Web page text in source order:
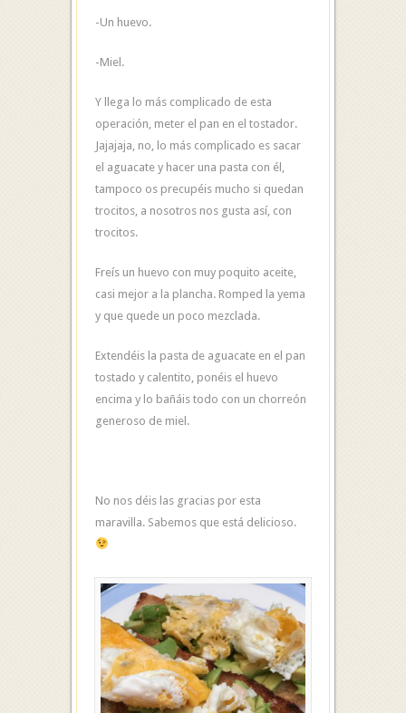
-Un huevo.
-Miel.
Y llega lo más complicado de esta
operación, meter el pan en el tostador.
Jajajaja, no, lo más complicado es sacar
el aguacate y hacer una pasta con él,
tampoco os precupéis mucho si quedan
trocitos, a nosotros nos gusta así, con
trocitos.
Freís un huevo con muy poquito aceite,
casi mejor a la plancha. Romped la yema
y que quede un poco mezclada.
Extendéis la pasta de aguacate en el pan
tostado y calentito, ponéis el huevo
encima y lo bañáis todo con un chorreón
generoso de miel.
No nos déis las gracias por esta
maravilla. Sabemos que está delicioso.